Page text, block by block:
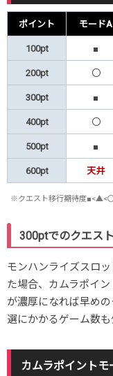
ポイント モードA
100pt ■
200pt 〇
300pt ■
400pt 〇
500pt ■
600pt 天井
※クエスト移行期待度■<▲<
300ptでのクエス
モンハンライズスロ
た場合、カムラポイ
が濃厚になれば早め
選にかかるゲーム数も
カムラポイント